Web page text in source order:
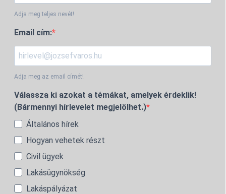
Adja meg teljes nevét!
Email cím:
Adja meg az email címét!
Válassza ki azokat a témákat, amelyek érdeklik!
(Bármennyi hírlevelet megjelölhet.)
Általános hírek
Hogyan vehetek részt
Civil ügyek
Lakásügynökség
Lakáspályázat